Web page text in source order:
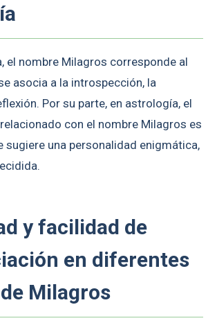
el nombre Milagros corresponde al
asocia a la introspección, la
Por su parte, en astrología, el
con el nombre Milagros es
sugiere una personalidad enigmática,
y facilidad de
en diferentes
Milagros